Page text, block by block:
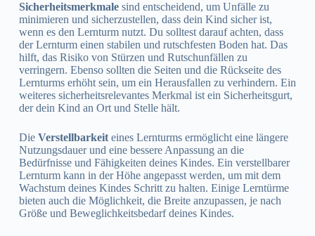
Sicherheitsmerkmalesind entscheidend, um Unfälle zu
minimieren und sicherzustellen, dass dein Kind sicher ist,
wenn es den Lernturm nutzt. Du solltest darauf achten, dass
der Lernturm einen stabilen und rutschfesten Boden hat. Das
hilft, das Risiko von Stürzen und Rutschunfällen zu
verringern. Ebenso sollten die Seiten und die Rückseite des
Lernturms erhöht sein, um ein Herausfallen zu verhindern. Ein
weiteres sicherheitsrelevantes Merkmal ist ein Sicherheitsgurt,
der dein Kind an Ort und Stelle hält.
Die Verstellbarkeiteines Lernturms ermöglicht eine längere
Nutzungsdauer und eine bessere Anpassung an die
Bedürfnisse und Fähigkeiten deines Kindes. Ein verstellbarer
Lernturm kann in der Höhe angepasst werden, um mit dem
Wachstum deines Kindes Schritt zu halten. Einige Lerntürme
bieten auch die Möglichkeit, die Breite anzupassen, je nach
Größe und Beweglichkeitsbedarf deines Kindes.